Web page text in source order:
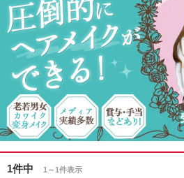
1件中 1～1件表示